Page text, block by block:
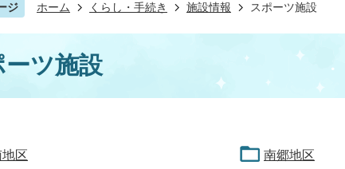
ジ ホーム くらし・手続き 施設情報 スポーツ施設
ーツ施設
区 南郷地区